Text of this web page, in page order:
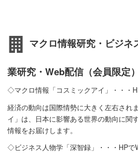
マクロ情報研究・ビジネ
業研究・Web配信（会員限定）
◇マクロ情報「コスミックアイ」・・・
経済の動向は国際情勢に大きく左右され
イ」は、日本に影響ある世界の動向に関
情報をお届けします。
◇ビジネス人物学「深智録」・・・HPで